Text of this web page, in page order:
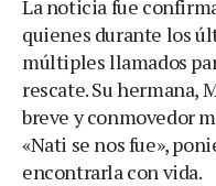
La noticia fue
quienes durante los
múltiples llamados
rescate. Su hermana,
breve y conmovedor
«Nati se nos fue»,
encontrarla con vida.